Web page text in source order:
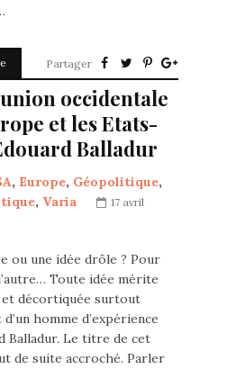
Partager
occidentale
et les Etats-
Balladur
, Europe, Géopolitique,
, Varia
17 avril
ou une idée drôle ? Pour
Toute idée mérite
et décortiquée surtout
homme d’expérience
Balladur. Le titre de cet
de suite accroché. Parler